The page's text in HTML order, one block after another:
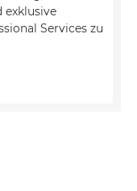
exklusive
Services zu